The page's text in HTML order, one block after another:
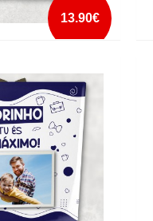
13.90€
CAVALETE
mais info
add à lista